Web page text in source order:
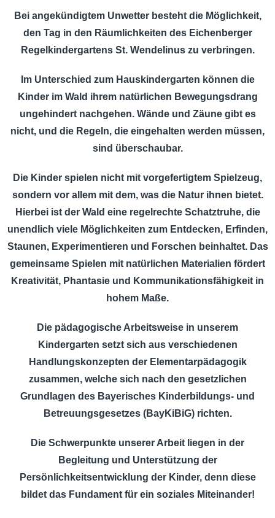
Bei angekündigtem Unwetter besteht die Möglichkeit,
den Tag in den Räumlichkeiten des Eichenberger
Regelkindergartens St. Wendelinus zu verbringen.
Im Unterschied zum Hauskindergarten können die
Kinder im Wald ihrem natürlichen Bewegungsdrang
ungehindert nachgehen. Wände und Zäune gibt es
nicht, und die Regeln, die eingehalten werden müssen,
sind überschaubar.
Die Kinder spielen nicht mit vorgefertigtem Spielzeug,
sondern vor allem mit dem, was die Natur ihnen bietet.
Hierbei ist der Wald eine regelrechte Schatztruhe, die
unendlich viele Möglichkeiten zum Entdecken, Erfinden,
Staunen, Experimentieren und Forschen beinhaltet. Das
gemeinsame Spielen mit natürlichen Materialien fördert
Kreativität, Phantasie und Kommunikationsfähigkeit in
hohem Maße.
Die pädagogische Arbeitsweise in unserem
Kindergarten setzt sich aus verschiedenen
Handlungskonzepten der Elementarpädagogik
zusammen, welche sich nach den gesetzlichen
Grundlagen des Bayerisches Kinderbildungs- und
Betreuungsgesetzes (BayKiBiG) richten.
Die Schwerpunkte unserer Arbeit liegen in der
Begleitung und Unterstützung der
Persönlichkeitsentwicklung der Kinder, denn diese
bildet das Fundament für ein soziales Miteinander!